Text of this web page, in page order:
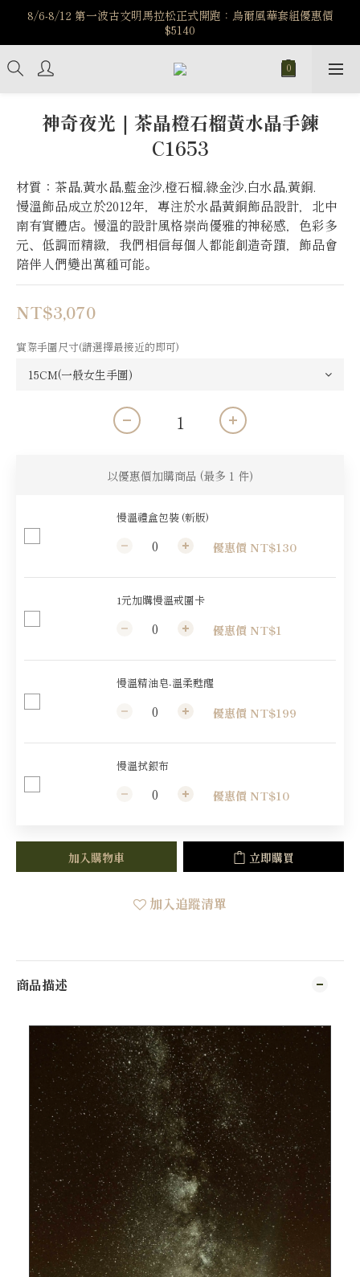
️8/6-8/12 第一波古文明馬拉松正式開跑：烏爾風華套組優惠價
$5140
️8/6-8/12 第一波古文明馬拉松正式開跑：烏爾風華套組優惠價
$5140
7/15-8/25 神秘星象學系列｜獅子座時區 項鍊 X 戒指 X 手鍊 享福
利
新註冊會員享$100購物金，立即註冊，踏上飾品的奇幻之旅
️8/6-8/12 第一波古文明馬拉松正式開跑：烏爾風華套組優惠價
神奇夜光｜茶晶橙石榴黃水晶手鍊
C1653
材質：茶晶,黃水晶,藍金沙,橙石榴,綠金沙,白水晶,黃銅.
慢溫飾品成立於2012年，專注於水晶黃銅飾品設計，北中
南有實體店。慢溫的設計風格崇尚優雅的神秘感，色彩多
元、低調而精緻，我們相信每個人都能創造奇蹟，飾品會
陪伴人們變出萬種可能。
NT$3,070
實際手圍尺寸(請選擇最接近的即可)
以優惠價加購商品 (最多 1 件)
慢溫禮盒包裝 (新版)
優惠價 NT$130
1元加購慢溫戒圍卡
優惠價 NT$1
慢溫精油皂-溫柔甦醒
優惠價 NT$199
慢溫拭銀布
優惠價 NT$10
加入購物車 立即購買
加入追蹤清單
商品描述